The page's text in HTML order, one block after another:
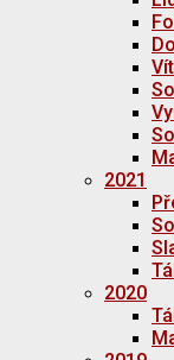
2021
2020